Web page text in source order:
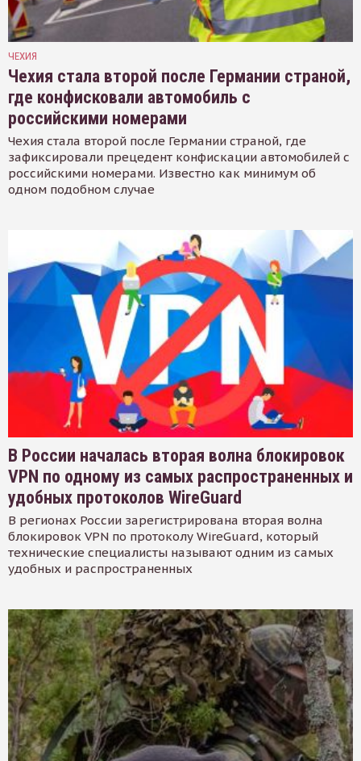
ЧЕХИЯ
Чехия стала второй после Германии страной,
где конфисковали автомобиль с
российскими номерами
Чехия стала второй после Германии страной, где
зафиксировали прецедент конфискации автомобилей с
российскими номерами. Известно как минимум об
одном подобном случае
В России началась вторая волна блокировок
VPN по одному из самых распространенных и
удобных протоколов WireGuard
В регионах России зарегистрирована вторая волна
блокировок VPN по протоколу WireGuard, который
технические специалисты называют одним из самых
удобных и распространенных